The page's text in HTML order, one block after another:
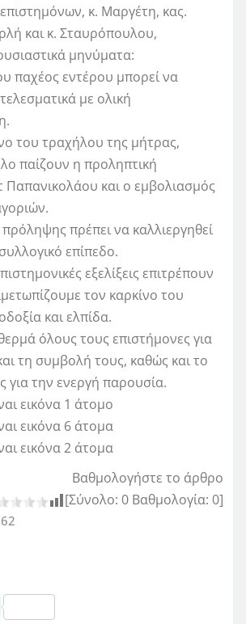
κ. Μαργέτη, κας.
και κ. Σταυρόπουλου,
μηνύματα:
παχέος εντέρου μπορεί να
με ολική
του τραχήλου της μήτρας,
παίζουν η προληπτική
Παπανικολάου και ο εμβολιασμός
πρέπει να καλλιεργηθεί
επίπεδο.
εξελίξεις επιτρέπουν
τον καρκίνο του
και ελπίδα.
όλους τους επιστήμονες για
τη συμβολή τους, καθώς και το
για την ενεργή παρουσία.
Βαθμολογήστε το άρθρο
[Σύνολο: 0 Βαθμολογία: 0]
Μ